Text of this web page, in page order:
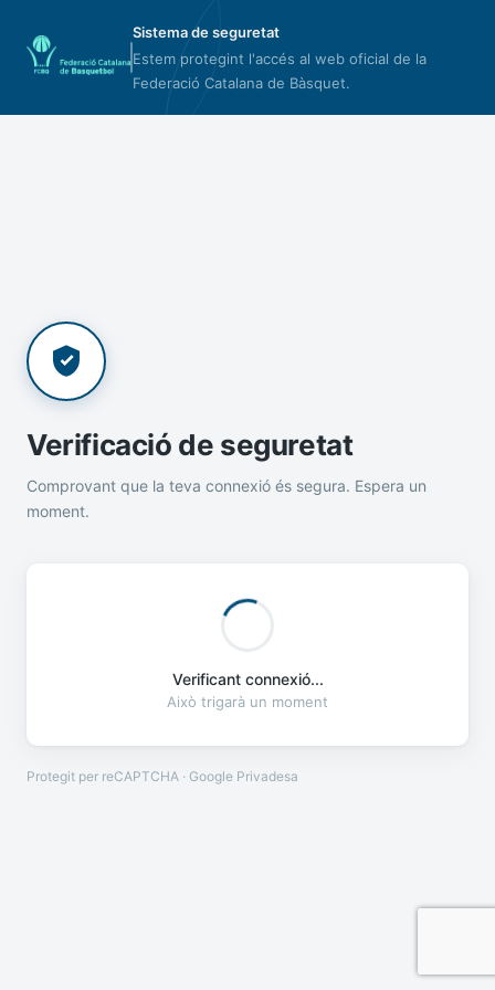
Sistema de seguretat
Estem protegint l'accés al web oficial de la
Federació Catalana de Bàsquet.
Verificació de seguretat
Comprovant que la teva connexió és segura. Espera un
moment.
Verificant connexió...
Això trigarà un moment
Protegit per reCAPTCHA · Google Privadesa